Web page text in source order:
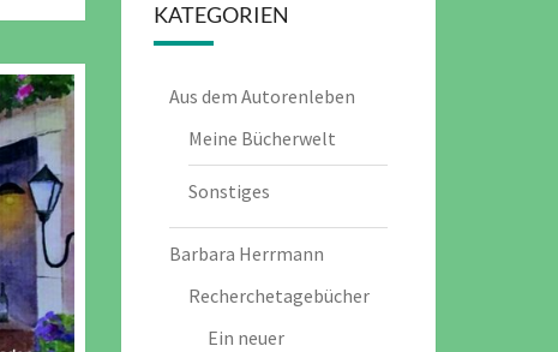
KATEGORIEN
Aus dem Autorenleben
Meine Bücherwelt
Sonstiges
Barbara Herrmann
Recherchetagebücher
Ein neuer